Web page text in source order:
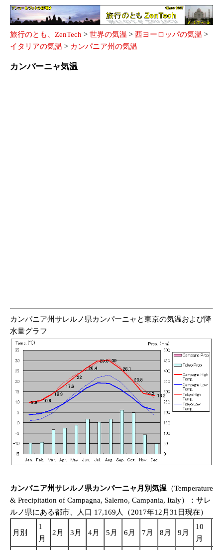
旅行のとも、ZenTech > 世界の気温 > 西ヨーロッパの気温 >
イタリアの気温 > カンパニア州の気温
カンパーニャ気温
カンパニア州サレルノ県カンパーニャと東京の気温および降
水量グラフ
カンパニア州サレルノ県カンパーニャ月別気温 （Temperature
& Precipitation of Campagna, Salerno, Campania, Italy）：サレ
ルノ県にある都市、人口 17,169人（2017年12月31日現在）
月別
1
月
2月 3月 4月 5月 6月 7月 8月 9月
10
月